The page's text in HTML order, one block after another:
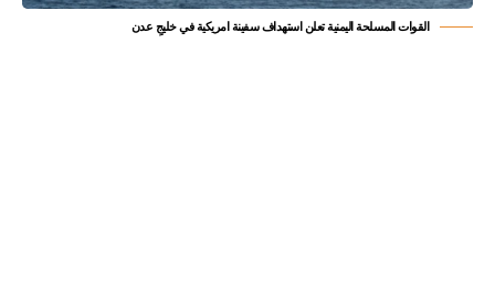
القوات المسلحة اليمنية تعلن استهداف سفينة امريكية في خليجِ عدن